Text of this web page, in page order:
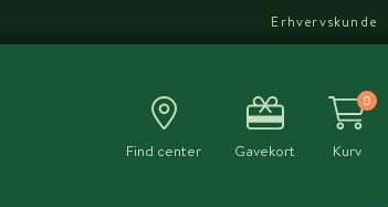
Erhvervskunde
Find center Gavekort
0
Kurv